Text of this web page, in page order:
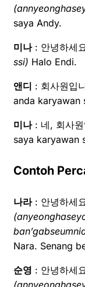
saya Andy.
미나: 안녕하세
ssi) Halo Endi.
앤디 : 회사원입
anda karyawan
미나: 네, 회사원
saya karyawan
Contoh
나라: 안녕하세
Nara. Senang
순영 : 안녕하세